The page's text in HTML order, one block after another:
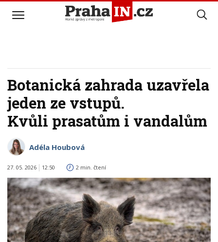
Botanická zahrada uzavřela
jeden ze vstupů.
Kvůli prasatům i vandalům
Adéla Houbová
27. 05. 2026 12:50 2 min. čtení